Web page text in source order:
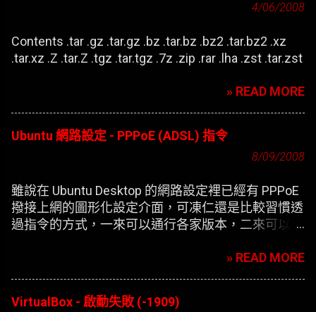
4/06/2008
Contents .tar .gz .tar.gz .bz .tar.bz .bz2 .tar.bz2 .xz
.tar.xz .Z .tar.Z .tgz .tar.tgz .7z .zip .rar .lha .zst .tar.zst
» READ MORE
Ubuntu 網路設定 - PPPoE (ADSL) 指令
8/09/2008
雖說在 Ubuntu Desktop 的網路設定裡已經有 PPPoE
撥接上網的圖形化設定介面，可凍仁還是比較習慣透
過指令的方式，一來可以通行各家版本，二來可以在
» READ MORE
VirtualBox - 啟動失敗 (-1909)